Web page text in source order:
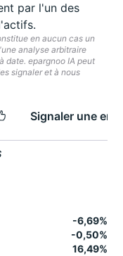
par l'un des
en aucun cas un
analyse arbitraire
date. epargnoo IA peut
signaler et à nous
Signaler une
-6,69%
-0,50%
16,49%